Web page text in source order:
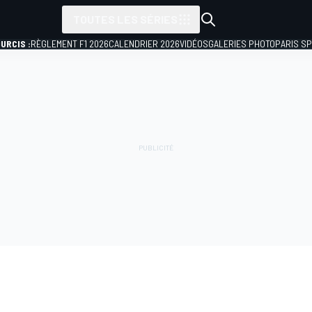
:RÈGLEMENT F1 2026CALENDRIER 2026VIDÉOSGALERIES PHOTOPARIS